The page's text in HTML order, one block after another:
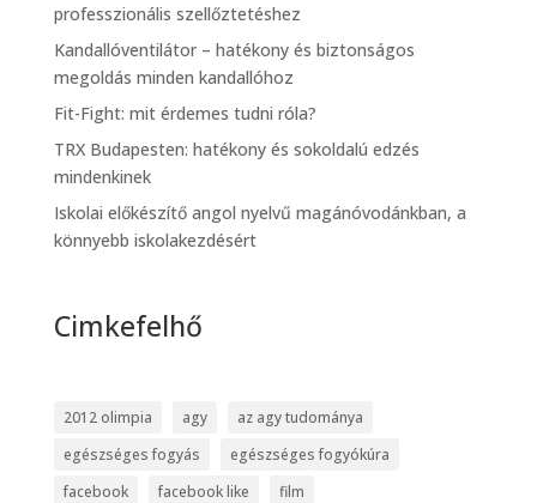
professzionális szellőztetéshez
Kandallóventilátor – hatékony és biztonságos
megoldás minden kandallóhoz
Fit-Fight: mit érdemes tudni róla?
TRX Budapesten: hatékony és sokoldalú edzés
mindenkinek
Iskolai előkészítő angol nyelvű magánóvodánkban, a
könnyebb iskolakezdésért
Cimkefelhő
2012 olimpia agy
az agy tudománya
egészséges fogyás
egészséges fogyókúra
facebook
facebook like
film